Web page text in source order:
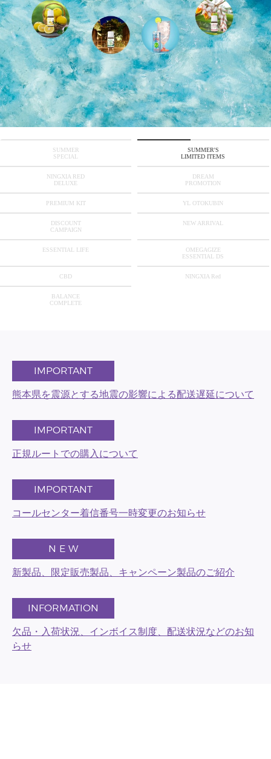
SUMMER
SPECIAL
SUMMER'S
LIMITED ITEMS
NINGXIA RED
DELUXE
DREAM
PROMOTION
PREMIUM KIT YL OTOKUBIN
DISCOUNT
CAMPAIGN
NEW ARRIVAL
ESSENTIAL LIFE
OMEGAGIZE
ESSENTIAL DS
CBD NINGXIA Red
BALANCE
COMPLETE
IMPORTANT
熊本県を震源とする地震の影響による配送遅延について
IMPORTANT
正規ルートでの購入について
IMPORTANT
コールセンター着信番号一時変更のお知らせ
N E W
新製品、限定販売製品、キャンペーン製品のご紹介
INFORMATION
欠品・入荷状況、インボイス制度、配送状況などのお知
らせ